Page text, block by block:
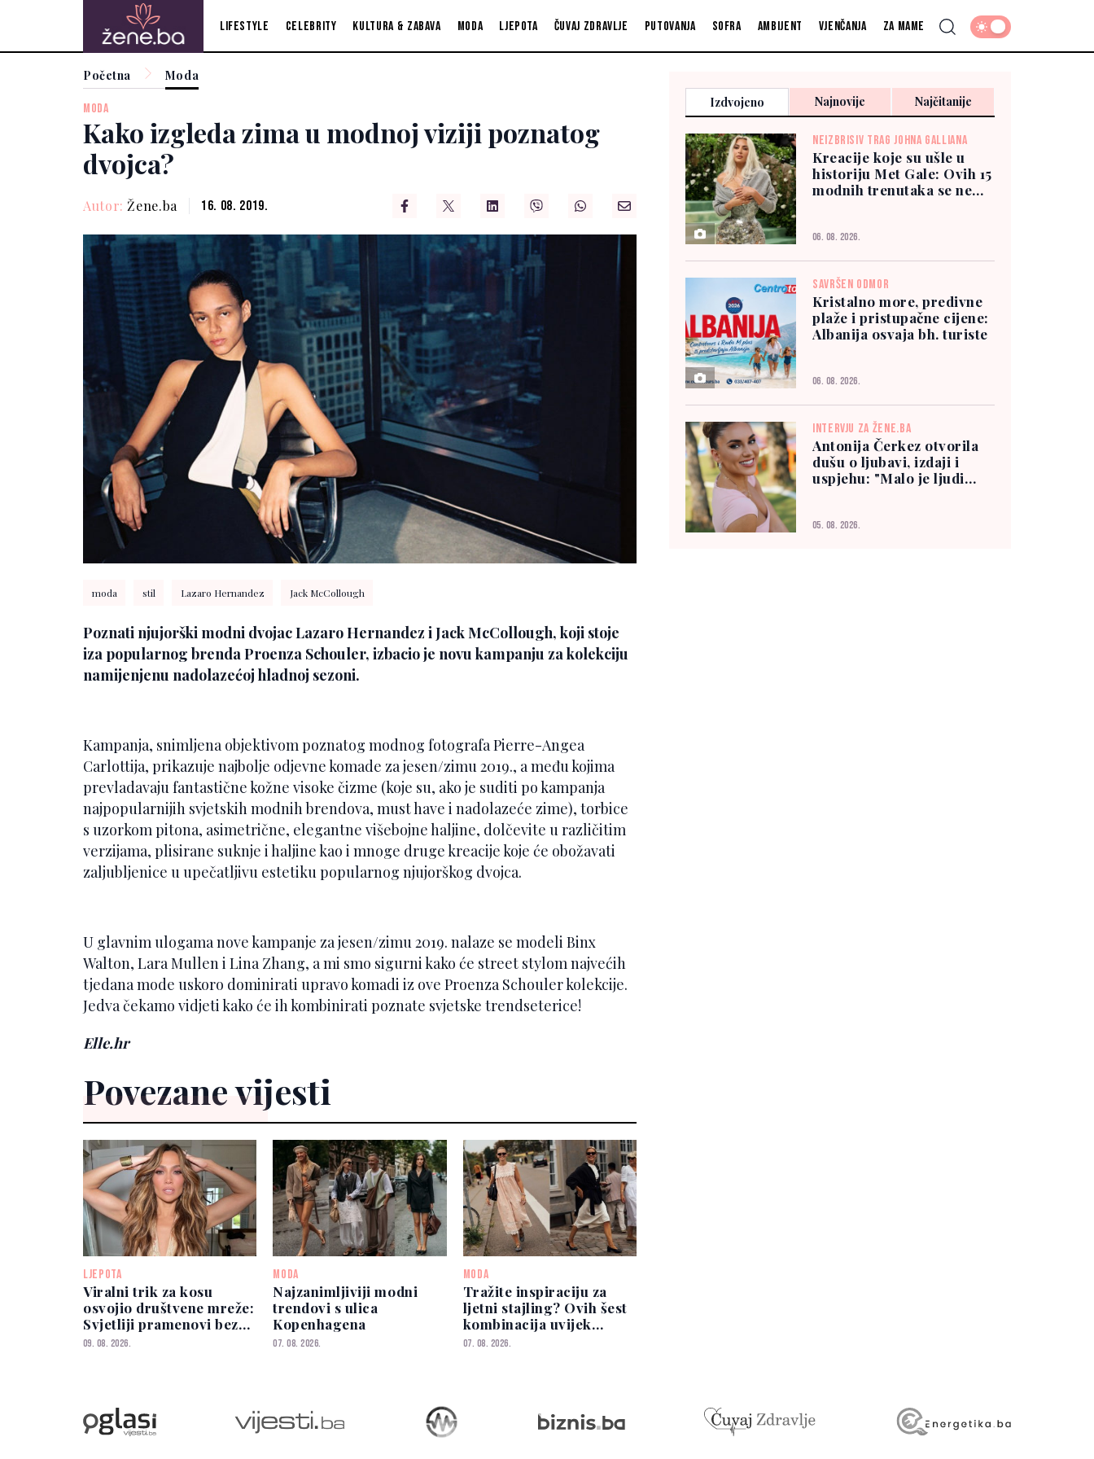
Lifestyle Celebrity Kultura & zabava Moda Ljepota Čuvaj zdravlje Putovanja Sofra Ambijent Vjenčanja Za mame
Početna Moda
MODA
Kako izgleda zima u modnoj viziji poznatog
dvojca?
Autor: Žene.ba 16. 08. 2019.
moda stil Lazaro Hernandez Jack McCollough
Poznati njujorški modni dvojac Lazaro Hernandez i Jack McCollough, koji stoje
iza popularnog brenda Proenza Schouler, izbacio je novu kampanju za kolekciju
namijenjenu nadolazećoj hladnoj sezoni.
Kampanja, snimljena objektivom poznatog modnog fotografa Pierre-Angea
Carlottija, prikazuje najbolje odjevne komade za jesen/zimu 2019., a među kojima
prevladavaju fantastične kožne visoke čizme (koje su, ako je suditi po kampanja
najpopularnijih svjetskih modnih brendova, must have i nadolazeće zime), torbice
s uzorkom pitona, asimetrične, elegantne višebojne haljine, dolčevite u različitim
verzijama, plisirane suknje i haljine kao i mnoge druge kreacije koje će obožavati
zaljubljenice u upečatljivu estetiku popularnog njujorškog dvojca.
U glavnim ulogama nove kampanje za jesen/zimu 2019. nalaze se modeli Binx
Walton, Lara Mullen i Lina Zhang, a mi smo sigurni kako će street stylom najvećih
tjedana mode uskoro dominirati upravo komadi iz ove Proenza Schouler kolekcije.
Jedva čekamo vidjeti kako će ih kombinirati poznate svjetske trendseterice!
Elle.hr
Povezane vijesti
LJEPOTA
Viralni trik za kosu
osvojio društvene mreže:
Svjetliji pramenovi bez
farbanja i odlaska frizeru
09. 08. 2026.
MODA
Najzanimljiviji modni
trendovi s ulica
Kopenhagena
07. 08. 2026.
MODA
Tražite inspiraciju za
ljetni stajling? Ovih šest
kombinacija uvijek
izgleda elegantno
07. 08. 2026.
Izdvojeno Najnovije Najčitanije
NEIZBRISIV TRAG JOHNA GALLIANA
Kreacije koje su ušle u
historiju Met Gale: Ovih 15
modnih trenutaka se ne
06. 08. 2026.
SAVRŠEN ODMOR
Kristalno more, predivne
plaže i pristupačne cijene:
Albanija osvaja bh. turiste
06. 08. 2026.
INTERVJU ZA ŽENE.BA
Antonija Čerkez otvorila
dušu o ljubavi, izdaji i
uspjehu: "Malo je ljudi
05. 08. 2026.